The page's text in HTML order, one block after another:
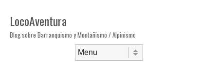
LocoAventura
Blog sobre Barranquismo y Montañismo / Alpinismo